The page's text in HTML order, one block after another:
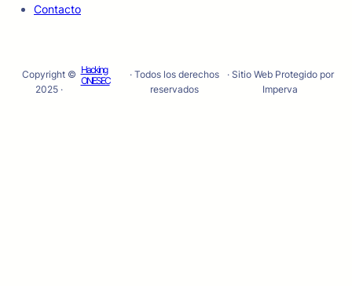
Contacto
Copyright ©
2025 ·
Hacking
ONESEC
· Todos los derechos
reservados
· Sitio Web Protegido por
Imperva